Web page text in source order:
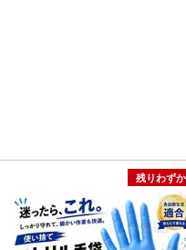
残りわずか